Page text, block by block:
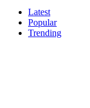
Latest
Popular
Trending